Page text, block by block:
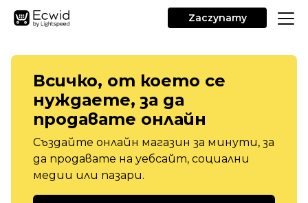
Zaczynamy
Всичко, от което се
нуждаете, за да
продавате онлайн
Създайте онлайн магазин за минути, за
да продавате на уебсайт, социални
медии или пазари.